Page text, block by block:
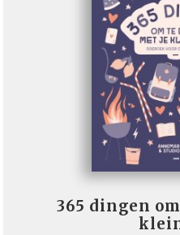
365 dingen